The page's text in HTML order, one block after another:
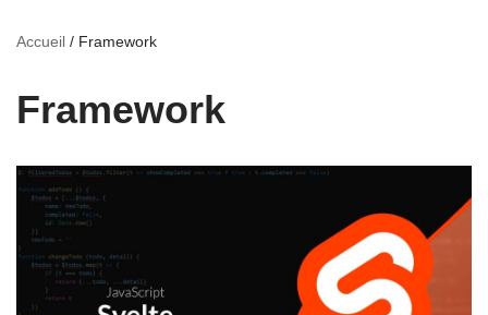
Accueil / Framework
Framework